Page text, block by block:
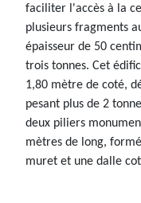
faciliter l'accès à la
plusieurs fragments
épaisseur de 50
trois tonnes. Cet
1,80 mètre de coté,
pesant plus de 2
deux piliers
mètres de long,
muret et une dalle